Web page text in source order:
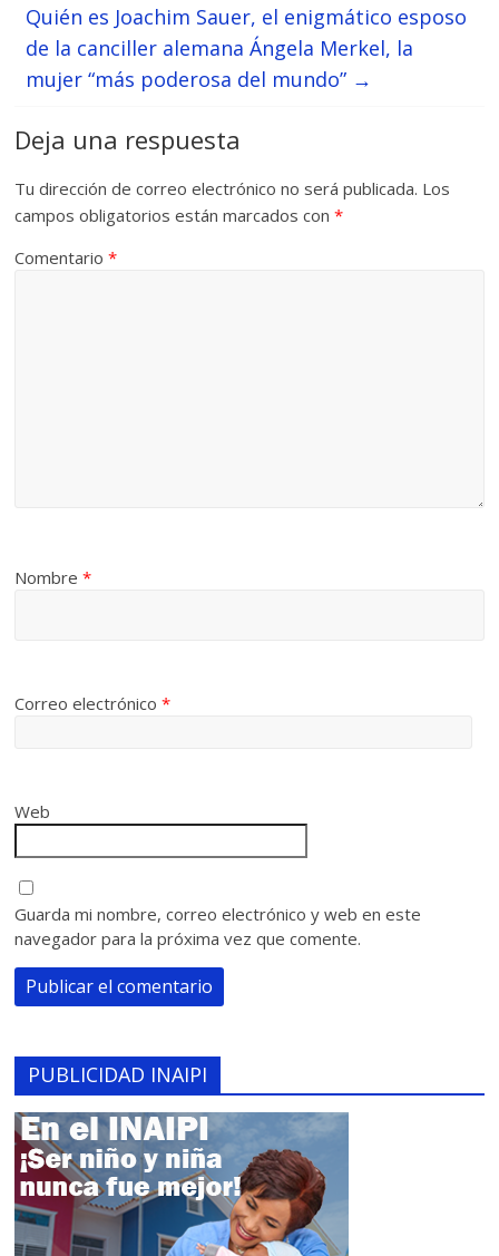
Quién es Joachim Sauer, el enigmático esposo
de la canciller alemana Ángela Merkel, la
mujer “más poderosa del mundo” →
Deja una respuesta
Tu dirección de correo electrónico no será publicada. Los
campos obligatorios están marcados con*
Comentario*
Nombre*
Correo electrónico*
Web
Guarda mi nombre, correo electrónico y web en este
navegador para la próxima vez que comente.
PUBLICIDAD INAIPI